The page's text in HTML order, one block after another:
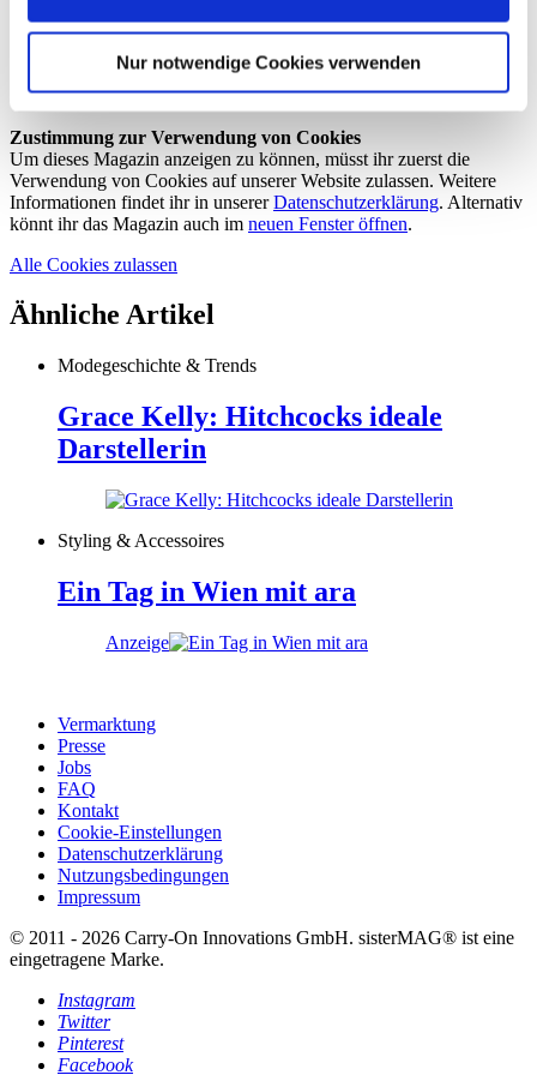
Nur notwendige Cookies verwenden
Styling: Cesco Spadaro
Hair & Make-up:
Patricia Heck ,
Leitung & Text: Sophie Siekmann
Set: Bastian Altendorfer
Zustimmung zur Verwendung von Cookies
Um dieses Magazin anzeigen zu können, müsst ihr zuerst die
Verwendung von Cookies auf unserer Website zulassen. Weitere
Informationen findet ihr in unsererDatenschutzerklärung. Alternativ
könnt ihr das Magazin auch im neuen Fenster öffnen.
Alle Cookies zulassen
Ähnliche Artikel
Modegeschichte & Trends
Grace Kelly: Hitchcocks ideale
Darstellerin
Styling & Accessoires
Ein Tag in Wien mit ara
Anzeige
Vermarktung
Presse
Jobs
FAQ
Kontakt
Cookie-Einstellungen
Datenschutzerklärung
Nutzungsbedingungen
Impressum
© 2011 - 2026 Carry-On Innovations GmbH. sisterMAG® ist eine
eingetragene Marke.
Instagram
Twitter
Pinterest
Facebook